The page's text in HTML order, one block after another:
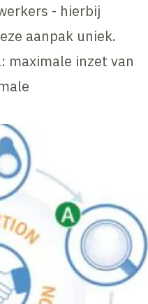
- hierbij
aanpak uniek.
maximale inzet van